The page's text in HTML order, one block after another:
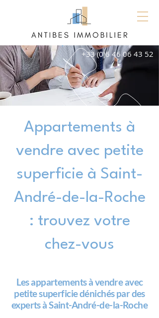
+33 (0)6 46 06 43 52
Appartements à
vendre avec petite
superficie à Saint-
André-de-la-Roche
: trouvez votre
chez-vous
Les appartements à vendre avec
petite superficie dénichés par des
experts à Saint-André-de-la-Roche